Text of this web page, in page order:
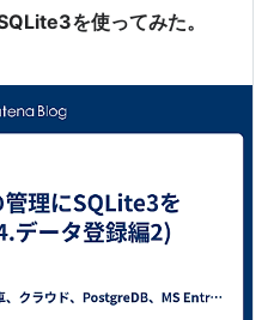
を使ってみた。